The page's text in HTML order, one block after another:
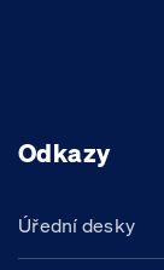
Odkazy
Úřední desky